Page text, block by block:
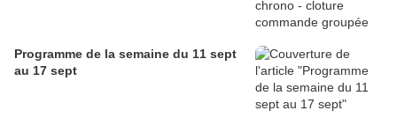
Programme de la semaine du 11 sept
au 17 sept